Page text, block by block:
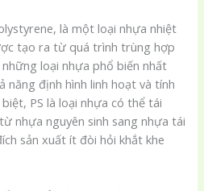
là một loại nhựa nhiệt
tạo ra từ quá trình trùng hợp
loại nhựa phổ biến nhất
năng định hình linh hoạt và tính
PS là loại nhựa có thể tái
nhựa nguyên sinh sang nhựa tái
sản xuất ít đòi hỏi khắt khe